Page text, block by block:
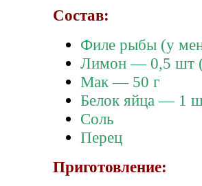
Состав:
Филе рыбы (у
Лимон — 0,5 шт
Мак — 50 г
Белок яйца — 1
Соль
Перец
Приготовление: